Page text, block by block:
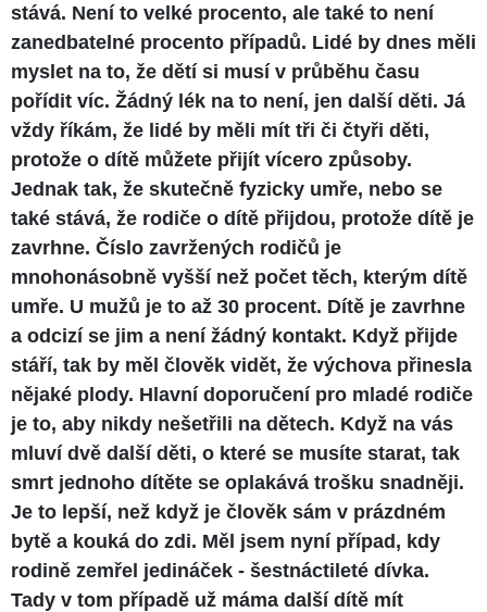
stává. Není to velké procento, ale také to není
zanedbatelné procento případů. Lidé by dnes měli
myslet na to, že dětí si musí v průběhu času
pořídit víc. Žádný lék na to není, jen další děti. Já
vždy říkám, že lidé by měli mít tři či čtyři děti,
protože o dítě můžete přijít vícero způsoby.
Jednak tak, že skutečně fyzicky umře, nebo se
také stává, že rodiče o dítě přijdou, protože dítě je
zavrhne. Číslo zavržených rodičů je
mnohonásobně vyšší než počet těch, kterým dítě
umře. U mužů je to až 30 procent. Dítě je zavrhne
a odcizí se jim a není žádný kontakt. Když přijde
stáří, tak by měl člověk vidět, že výchova přinesla
nějaké plody. Hlavní doporučení pro mladé rodiče
je to, aby nikdy nešetřili na dětech. Když na vás
mluví dvě další děti, o které se musíte starat, tak
smrt jednoho dítěte se oplakává trošku snadněji.
Je to lepší, než když je člověk sám v prázdném
bytě a kouká do zdi. Měl jsem nyní případ, kdy
rodině zemřel jedináček - šestnáctileté dívka.
Tady v tom případě už máma další dítě mít